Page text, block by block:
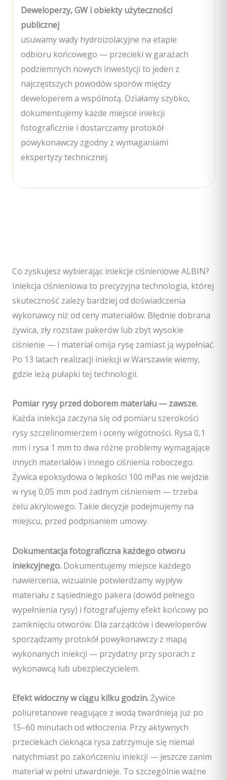
Deweloperzy, GW i obiekty użyteczności
publicznej
usuwamy wady hydroizolacyjne na etapie
odbioru końcowego — przecieki w garażach
podziemnych nowych inwestycji to jeden z
najczęstszych powodów sporów między
deweloperem a wspólnotą. Działamy szybko,
dokumentujemy każde miejsce iniekcji
fotograficznie i dostarczamy protokół
powykonawczy zgodny z wymaganiami
ekspertyzy technicznej.
Co zyskujesz wybierając iniekcje ciśnieniowe ALBIN?
Iniekcja ciśnieniowa to precyzyjna technologia, której
skuteczność zależy bardziej od doświadczenia
wykonawcy niż od ceny materiałów. Błędnie dobrana
żywica, zły rozstaw pakerów lub zbyt wysokie
ciśnienie — i materiał omija rysę zamiast ją wypełniać.
Po 13 latach realizacji iniekcji w Warszawie wiemy,
gdzie leżą pułapki tej technologii.
Pomiar rysy przed doborem materiału — zawsze.
Każda iniekcja zaczyna się od pomiaru szerokości
rysy szczelinomierzem i oceny wilgotności. Rysa 0,1
mm i rysa 1 mm to dwa różne problemy wymagające
innych materiałów i innego ciśnienia roboczego.
Żywica epoksydowa o lepkości 100 mPas nie wejdzie
w rysę 0,05 mm pod żadnym ciśnieniem — trzeba
żelu akrylowego. Takie decyzje podejmujemy na
miejscu, przed podpisaniem umowy.
Dokumentacja fotograficzna każdego otworu
iniekcyjnego. Dokumentujemy miejsce każdego
nawiercenia, wizualnie potwierdzamy wypływ
materiału z sąsiedniego pakera (dowód pełnego
wypełnienia rysy) i fotografujemy efekt końcowy po
zamknięciu otworów. Dla zarządców i deweloperów
sporządzamy protokół powykonawczy z mapą
wykonanych iniekcji — przydatny przy sporach z
wykonawcą lub ubezpieczycielem.
Efekt widoczny w ciągu kilku godzin.Żywice
poliuretanowe reagujące z wodą twardnieją już po
15–60 minutach od wtłoczenia. Przy aktywnych
przeciekach cieknąca rysa zatrzymuje się niemal
natychmiast po zakończeniu iniekcji — jeszcze zanim
materiał w pełni utwardnieje. To szczególnie ważne